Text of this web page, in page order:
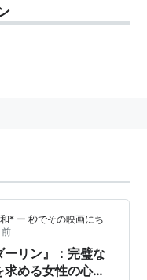
* ー 秒でその映画にち
ーリン』：完璧な
める女性の心理